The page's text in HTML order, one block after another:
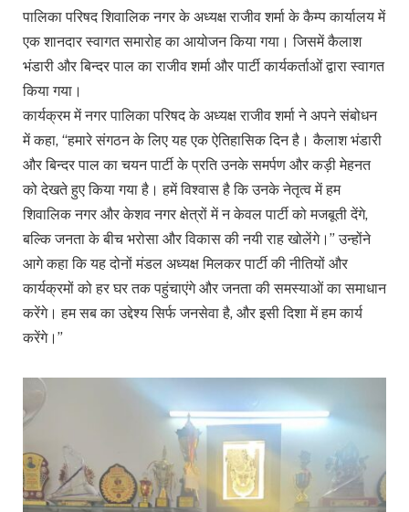
पालिका परिषद शिवालिक नगर के अध्यक्ष राजीव शर्मा के कैम्प कार्यालय में
एक शानदार स्वागत समारोह का आयोजन किया गया। जिसमें कैलाश
भंडारी और बिन्दर पाल का राजीव शर्मा और पार्टी कार्यकर्ताओं द्वारा स्वागत
किया गया।
कार्यक्रम में नगर पालिका परिषद के अध्यक्ष राजीव शर्मा ने अपने संबोधन
में कहा, “हमारे संगठन के लिए यह एक ऐतिहासिक दिन है। कैलाश भंडारी
और बिन्दर पाल का चयन पार्टी के प्रति उनके समर्पण और कड़ी मेहनत
को देखते हुए किया गया है। हमें विश्वास है कि उनके नेतृत्व में हम
शिवालिक नगर और केशव नगर क्षेत्रों में न केवल पार्टी को मजबूती देंगे,
बल्कि जनता के बीच भरोसा और विकास की नयी राह खोलेंगे।” उन्होंने
आगे कहा कि यह दोनों मंडल अध्यक्ष मिलकर पार्टी की नीतियों और
कार्यक्रमों को हर घर तक पहुंचाएंगे और जनता की समस्याओं का समाधान
करेंगे। हम सब का उद्देश्य सिर्फ जनसेवा है, और इसी दिशा में हम कार्य
करेंगे।”